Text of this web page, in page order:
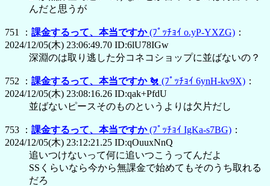
んだと思うが
751 ： 課金するって、本当ですか(ﾌﾟｯﾁｮｲ o.yP-YXZG) ：
2024/12/05(木) 23:06:49.70 ID:6lU78IGw
深淵のは取り逃した分コネコショップに並ばないの？
752 ： 課金するって、本当ですか 🐔 (ﾌﾟｯﾁｮｲ 6ynH-kv9X) ：
2024/12/05(木) 23:08:16.26 ID:qak+PfdU
並ばないピースそのものというよりは欠片だし
753 ： 課金するって、本当ですか(ﾌﾟｯﾁｮｲ IgKa-s7BG) ：
2024/12/05(木) 23:12:21.25 ID:qOuuxNnQ
追いつけないって何に追いつこうってんだよ
SSくらいなら今から無課金で始めてもそのうち取れる
だろ